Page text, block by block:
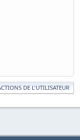
DE L'UTILISATEUR